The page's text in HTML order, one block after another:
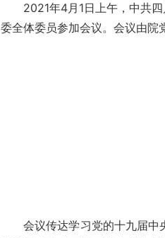
2021年4月1日上午，中共
委全体委员参加会议。会议由院
会议传达学习党的十九届中